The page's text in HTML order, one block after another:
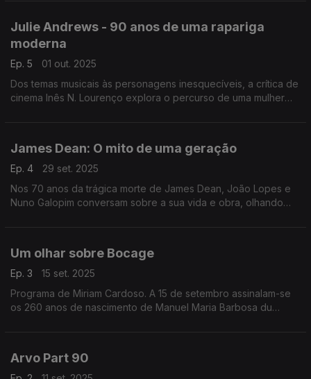
Taylor e o orgulho da terra natal.
Julie Andrews - 90 anos de uma rapariga
moderna
Ep. 5
01 out. 2025
Dos temas musicais às personagens inesquecíveis, a crítica de
cinema Inês N. Lourenço explora o percurso de uma mulher
James Dean: O mito de uma geração
Ep. 4
29 set. 2025
Nos 70 anos da trágica morte de James Dean, João Lopes e
Nuno Galopim conversam sobre a sua vida e obra, olhando
Um olhar sobre Bocage
Ep. 3
15 set. 2025
Programa de Miriam Cardoso. A 15 de setembro assinalam-se
os 260 anos de nascimento de Manuel Maria Barbosa du
Arvo Part 90